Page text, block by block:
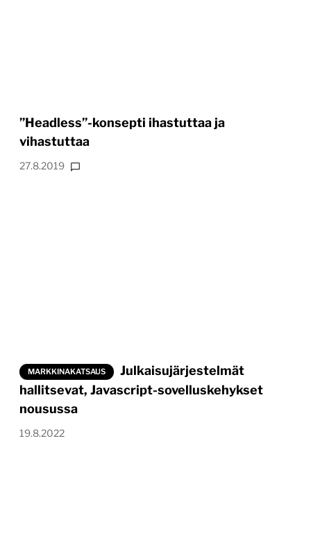
”Headless”-konsepti ihastuttaa ja
vihastuttaa
27.8.2019
MARKKINAKATSAUS
Julkaisujärjestelmät
hallitsevat, Javascript-sovelluskehykset
nousussa
19.8.2022